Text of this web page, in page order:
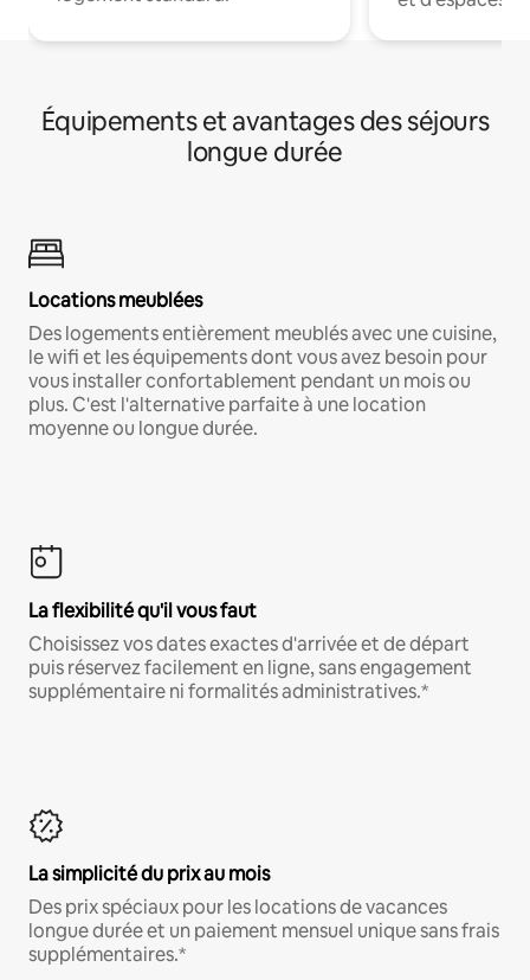
Équipements et avantages des séjours
longue durée
Locations meublées
Des logements entièrement meublés avec une cuisine,
le wifi et les équipements dont vous avez besoin pour
vous installer confortablement pendant un mois ou
plus. C'est l'alternative parfaite à une location
moyenne ou longue durée.
La flexibilité qu'il vous faut
Choisissez vos dates exactes d'arrivée et de départ
puis réservez facilement en ligne, sans engagement
supplémentaire ni formalités administratives.*
La simplicité du prix au mois
Des prix spéciaux pour les locations de vacances
longue durée et un paiement mensuel unique sans frais
supplémentaires.*